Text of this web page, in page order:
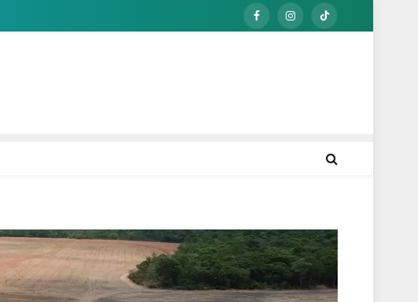
FacebookInstagramTikTok